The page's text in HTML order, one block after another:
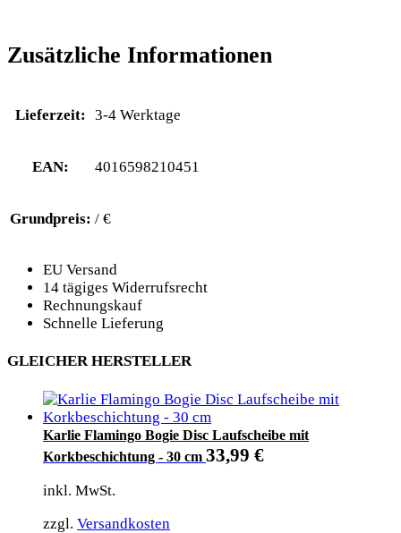
Zusätzliche Informationen
Lieferzeit: 3-4 Werktage
EAN: 4016598210451
Grundpreis: / €
EU Versand
14 tägiges Widerrufsrecht
Rechnungskauf
Schnelle Lieferung
GLEICHER HERSTELLER
Karlie Flamingo Bogie Disc Laufscheibe mit
Korkbeschichtung - 30 cm 33,99 €
inkl. MwSt.
zzgl. Versandkosten